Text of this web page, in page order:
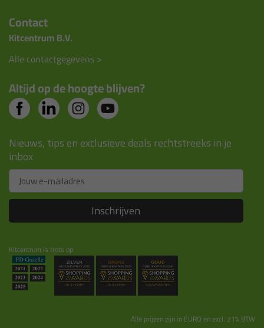
Contact
Kitcentrum B.V.
Alle contactgegevens >
Altijd op de hoogte blijven?
Nieuws, tips en exclusieve deals rechtstreeks in je
inbox
Email
Inschrijven
Kitcentrum is trots op:
Alle prijzen zijn in EURO en excl. 21% BTW